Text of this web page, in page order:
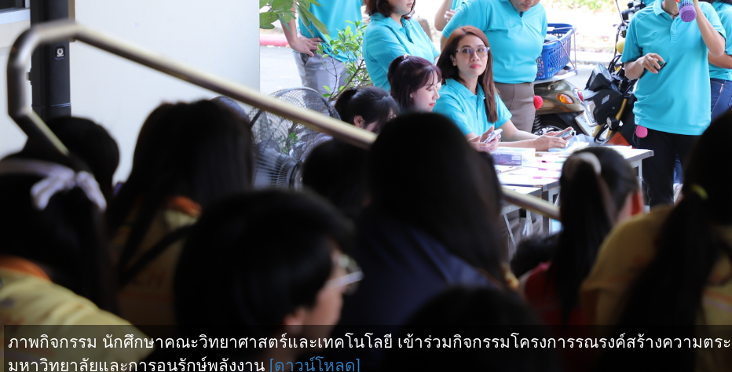
ภาพกิจกรรม นักศึกษาคณะวิทยาศาสตร์และเทคโนโลยี เข้าร่วมกิจกรรมโครงการรณรงค์สร้างความต
มหาวิทยาลัยและการอนุรักษ์พลังงาน [ดาวน์โหลด]